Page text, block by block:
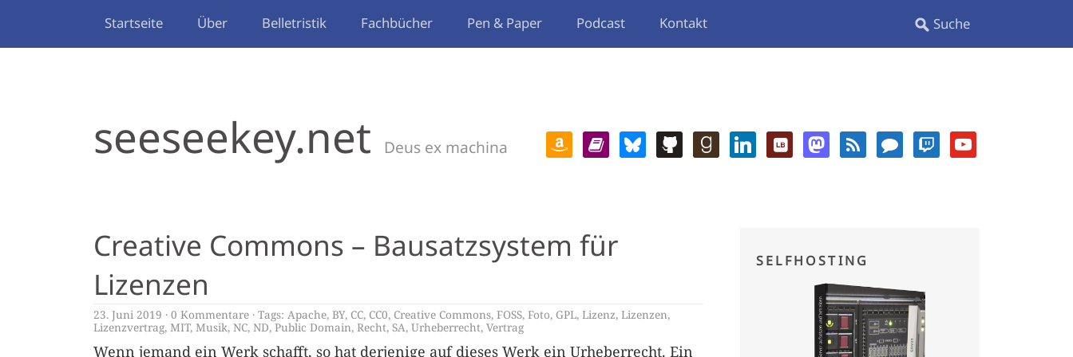
Startseite Über Belletristik Fachbücher Pen & Paper Podcast Kontakt
seeseekey.net Deus ex machina
Creative Commons – Bausatzsystem für
Lizenzen
23. Juni 2019 0 Kommentare Tags: Apache, BY, CC, CC0, Creative Commons, FOSS, Foto, GPL, Lizenz, Lizenzen,
Lizenzvertrag, MIT, Musik, NC, ND,Public Domain, Recht, SA, Urheberrecht, Vertrag
Wenn jemand ein Werk schafft, so hat derjenige auf dieses Werk ein Urheberrecht. Ein
SELFHOSTING